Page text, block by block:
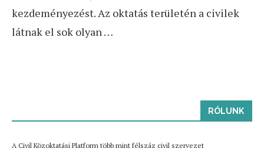
kezdeményezést. Az oktatás területén a civilek
látnak el sok olyan …
RÓLUNK
A Civil Közoktatási Platform több mint félszáz civil szervezet